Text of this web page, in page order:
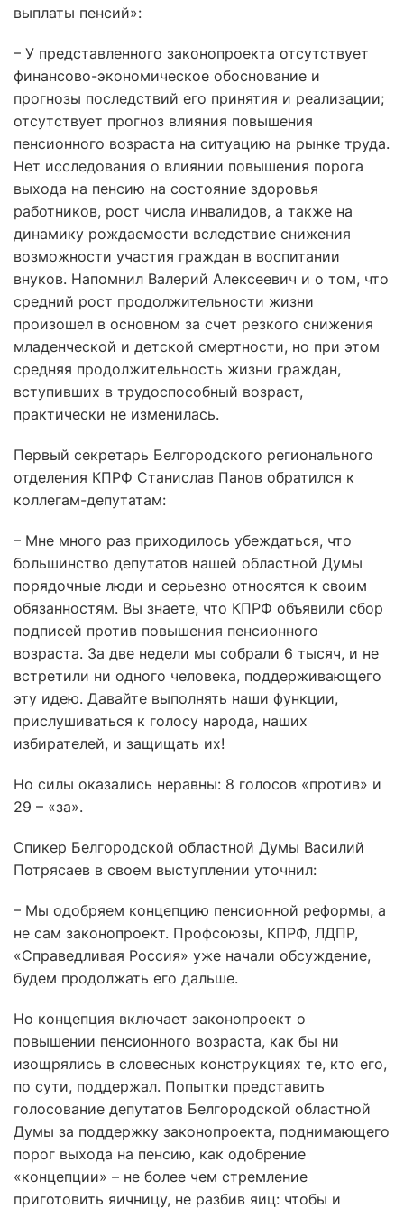
выплаты пенсий»:
– У представленного законопроекта отсутствует
финансово-экономическое обоснование и
прогнозы последствий его принятия и реализации;
отсутствует прогноз влияния повышения
пенсионного возраста на ситуацию на рынке труда.
Нет исследования о влиянии повышения порога
выхода на пенсию на состояние здоровья
работников, рост числа инвалидов, а также на
динамику рождаемости вследствие снижения
возможности участия граждан в воспитании
внуков. Напомнил Валерий Алексеевич и о том, что
средний рост продолжительности жизни
произошел в основном за счет резкого снижения
младенческой и детской смертности, но при этом
средняя продолжительность жизни граждан,
вступивших в трудоспособный возраст,
практически не изменилась.
Первый секретарь Белгородского регионального
отделения КПРФ Станислав Панов обратился к
коллегам-депутатам:
– Мне много раз приходилось убеждаться, что
большинство депутатов нашей областной Думы
порядочные люди и серьезно относятся к своим
обязанностям. Вы знаете, что КПРФ объявили сбор
подписей против повышения пенсионного
возраста. За две недели мы собрали 6 тысяч, и не
встретили ни одного человека, поддерживающего
эту идею. Давайте выполнять наши функции,
прислушиваться к голосу народа, наших
избирателей, и защищать их!
Но силы оказались неравны: 8 голосов «против» и
29 – «за».
Спикер Белгородской областной Думы Василий
Потрясаев в своем выступлении уточнил:
– Мы одобряем концепцию пенсионной реформы, а
не сам законопроект. Профсоюзы, КПРФ, ЛДПР,
«Справедливая Россия» уже начали обсуждение,
будем продолжать его дальше.
Но концепция включает законопроект о
повышении пенсионного возраста, как бы ни
изощрялись в словесных конструкциях те, кто его,
по сути, поддержал. Попытки представить
голосование депутатов Белгородской областной
Думы за поддержку законопроекта, поднимающего
порог выхода на пенсию, как одобрение
«концепции» – не более чем стремление
приготовить яичницу, не разбив яиц: чтобы и